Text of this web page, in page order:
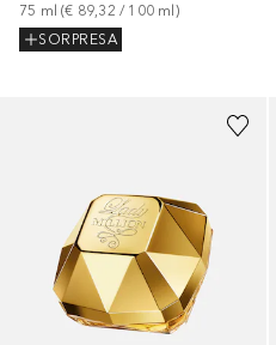
75 ml (€ 89,32 / 100 ml)
SORPRESA